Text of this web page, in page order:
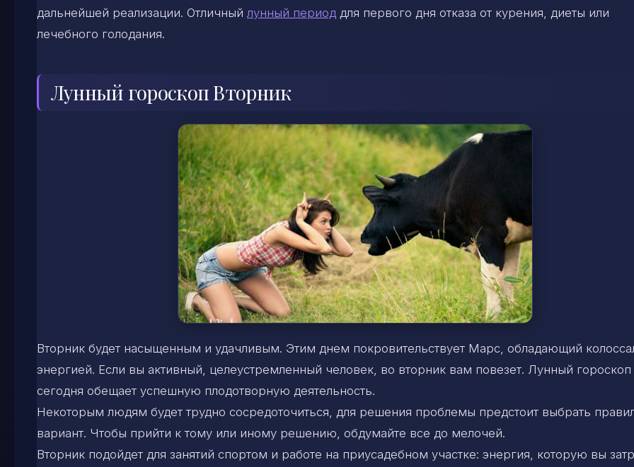
дальнейшей реализации. Отличный лунный период для первого дня отказа от курения, диеты или
лечебного голодания.
Лунный гороскоп Вторник
Вторник будет насыщенным и удачливым. Этим днем покровительствует Марс, обладающий
энергией. Если вы активный, целеустремленный человек, во вторник вам повезет. Лунный гороскоп
сегодня обещает успешную плодотворную деятельность.
Некоторым людям будет трудно сосредоточиться, для решения проблемы предстоит выбрать
вариант. Чтобы прийти к тому или иному решению, обдумайте все до мелочей.
Вторник подойдет для занятий спортом и работе на приусадебном участке: энергия, которую вы